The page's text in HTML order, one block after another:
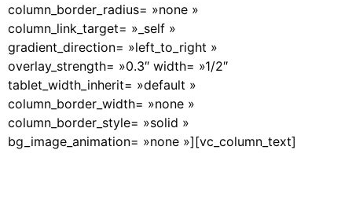
column_border_radius= »none »
column_link_target= »_self »
gradient_direction= »left_to_right »
overlay_strength= »0.3″ width= »1/2″
tablet_width_inherit= »default »
column_border_width= »none »
column_border_style= »solid »
bg_image_animation= »none »][vc_column_text]